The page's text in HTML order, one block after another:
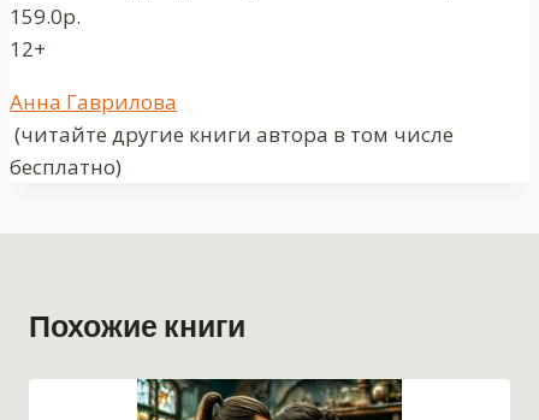
159.0р.
12+
Метки
записи:
Анна Гаврилова
(читайте другие книги автора в том числе
бесплатно)
Похожие книги